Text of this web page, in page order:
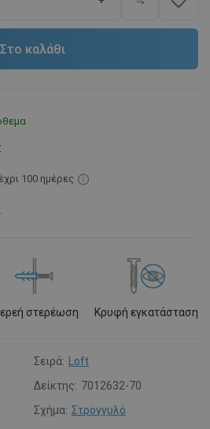
Στο καλάθι
100 ημέρες
στερέωση Κρυφή εγκατάσταση
Σειρά:
Loft
Δείκτης: 7012632-70
Σχήμα: Στρογγυλό